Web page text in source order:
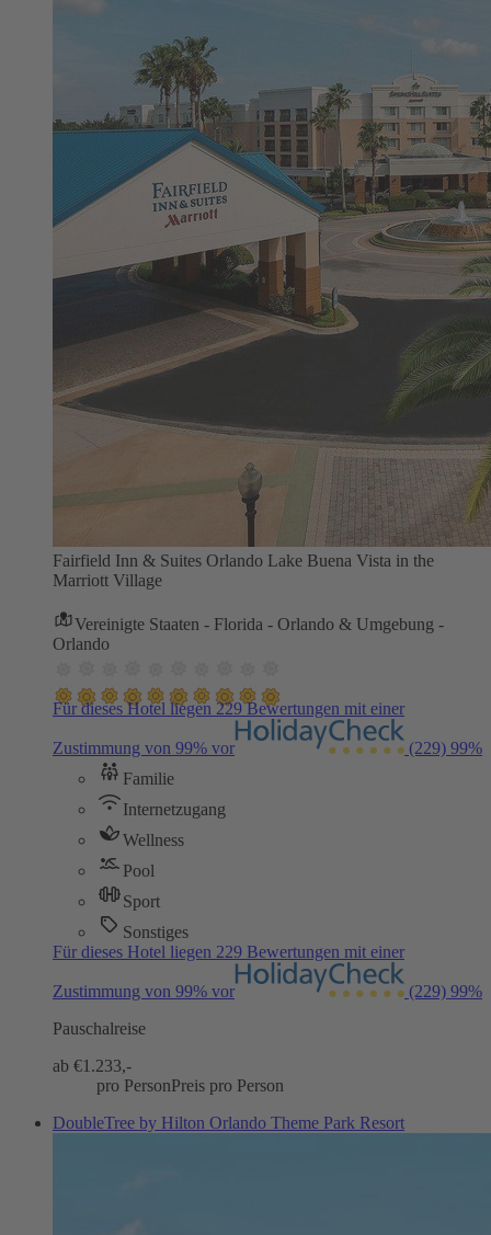
Fairfield Inn & Suites Orlando Lake Buena Vista in the
Marriott Village
Vereinigte Staaten - Florida - Orlando & Umgebung -
Orlando
Für dieses Hotel liegen 229 Bewertungen mit einer
Zustimmung von 99% vor (229) 99%
Familie
Internetzugang
Wellness
Pool
Sport
Sonstiges
Für dieses Hotel liegen 229 Bewertungen mit einer
Zustimmung von 99% vor (229) 99%
Pauschalreise
ab €1.233,-
pro PersonPreis pro Person
DoubleTree by Hilton Orlando Theme Park Resort